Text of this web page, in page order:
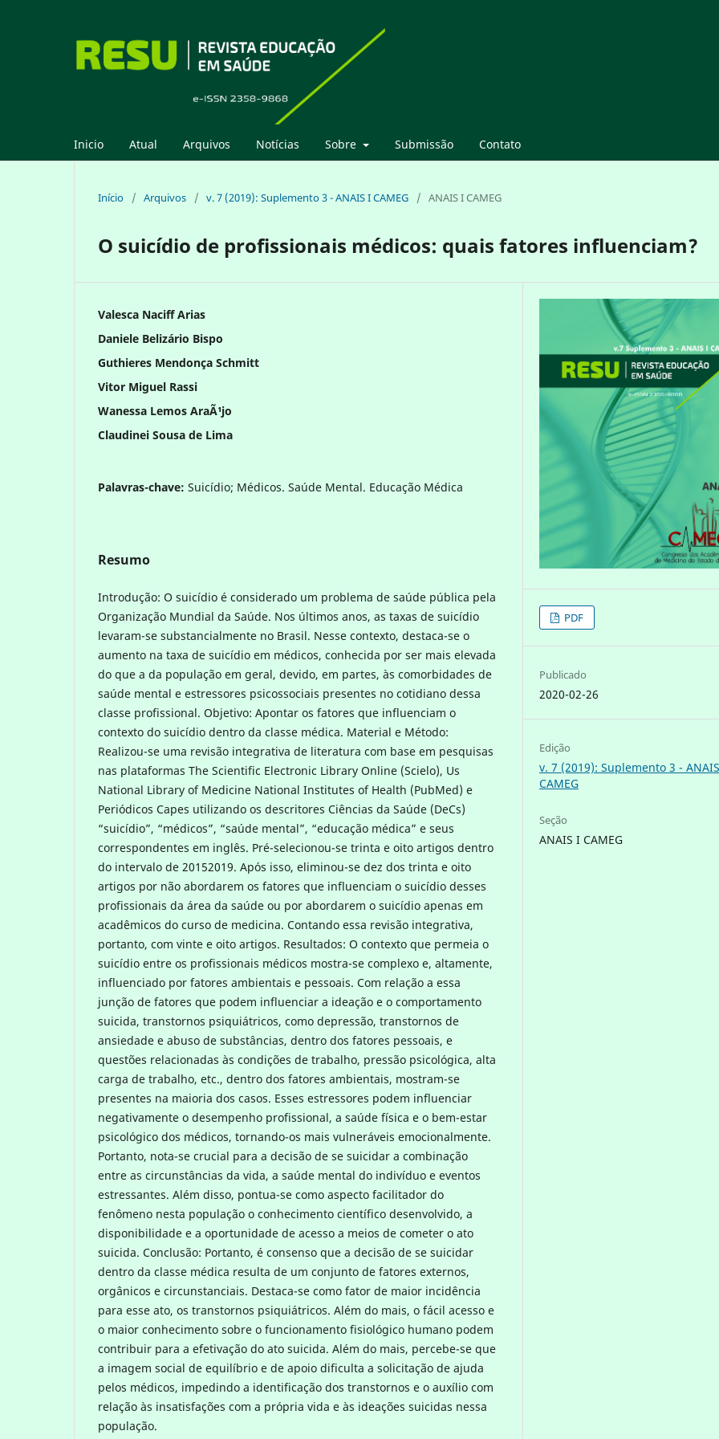
Inicio Atual Arquivos Notícias Sobre Submissão Contato
Início / Arquivos / v. 7 (2019): Suplemento 3 - ANAIS I CAMEG / ANAIS I CAMEG
O suicídio de profissionais médicos: quais fatores influenciam?
Valesca Naciff Arias
Daniele Belizário Bispo
Guthieres Mendonça Schmitt
Vitor Miguel Rassi
Wanessa Lemos AraÃ¹jo
Claudinei Sousa de Lima
Palavras-chave: Suicídio; Médicos. Saúde Mental. Educação Médica
Resumo
Introdução: O suicídio é considerado um problema de saúde pública pela
Organização Mundial da Saúde. Nos últimos anos, as taxas de suicídio
levaram-se substancialmente no Brasil. Nesse contexto, destaca-se o
aumento na taxa de suicídio em médicos, conhecida por ser mais elevada
do que a da população em geral, devido, em partes, às comorbidades de
saúde mental e estressores psicossociais presentes no cotidiano dessa
classe profissional. Objetivo: Apontar os fatores que influenciam o
contexto do suicídio dentro da classe médica. Material e Método:
Realizou-se uma revisão integrativa de literatura com base em pesquisas
nas plataformas The Scientific Electronic Library Online (Scielo), Us
National Library of Medicine National Institutes of Health (PubMed) e
Periódicos Capes utilizando os descritores Ciências da Saúde (DeCs)
“suicídio”, “médicos”, “saúde mental”, “educação médica” e seus
correspondentes em inglês. Pré-selecionou-se trinta e oito artigos dentro
do intervalo de 20152019. Após isso, eliminou-se dez dos trinta e oito
artigos por não abordarem os fatores que influenciam o suicídio desses
profissionais da área da saúde ou por abordarem o suicídio apenas em
acadêmicos do curso de medicina. Contando essa revisão integrativa,
portanto, com vinte e oito artigos. Resultados: O contexto que permeia o
suicídio entre os profissionais médicos mostra-se complexo e, altamente,
influenciado por fatores ambientais e pessoais. Com relação a essa
junção de fatores que podem influenciar a ideação e o comportamento
suicida, transtornos psiquiátricos, como depressão, transtornos de
ansiedade e abuso de substâncias, dentro dos fatores pessoais, e
questões relacionadas às condições de trabalho, pressão psicológica, alta
carga de trabalho, etc., dentro dos fatores ambientais, mostram-se
presentes na maioria dos casos. Esses estressores podem influenciar
negativamente o desempenho profissional, a saúde física e o bem-estar
psicológico dos médicos, tornando-os mais vulneráveis emocionalmente.
Portanto, nota-se crucial para a decisão de se suicidar a combinação
entre as circunstâncias da vida, a saúde mental do indivíduo e eventos
estressantes. Além disso, pontua-se como aspecto facilitador do
fenômeno nesta população o conhecimento científico desenvolvido, a
disponibilidade e a oportunidade de acesso a meios de cometer o ato
suicida. Conclusão: Portanto, é consenso que a decisão de se suicidar
dentro da classe médica resulta de um conjunto de fatores externos,
orgânicos e circunstanciais. Destaca-se como fator de maior incidência
para esse ato, os transtornos psiquiátricos. Além do mais, o fácil acesso e
o maior conhecimento sobre o funcionamento fisiológico humano podem
contribuir para a efetivação do ato suicida. Além do mais, percebe-se que
a imagem social de equilíbrio e de apoio dificulta a solicitação de ajuda
pelos médicos, impedindo a identificação dos transtornos e o auxílio com
relação às insatisfações com a própria vida e às ideações suicidas nessa
população.
PDF
Publicado
2020-02-26
Edição
v. 7 (2019): Suplemento 3 -
CAMEG
Seção
ANAIS I CAMEG